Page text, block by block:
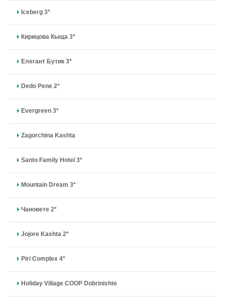
Iceberg 3*
Кирицова Кыща 3*
Елегант Бутик 3*
Dedo Pene 2*
Evergreen 3*
Zagorchina Kashta
Santo Family Hotel 3*
Mountain Dream 3*
Чановете 2*
Jojore Kashta 2*
Piri Compleх 4*
Holiday Village COOP Dobrinishte